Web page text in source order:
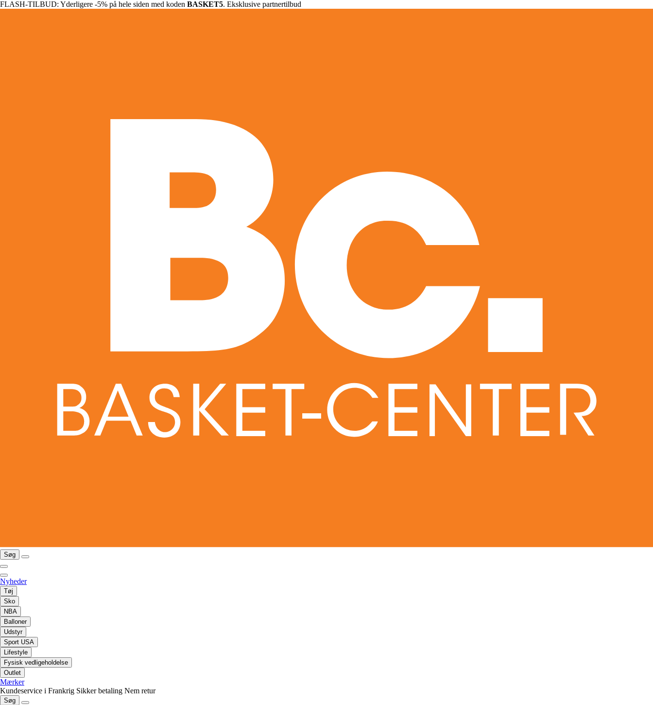
FLASH-TILBUD: Yderligere -5% på hele siden med koden BASKET5. Eksklusive partnertilbud
Søg
Nyheder
Tøj
Sko
NBA
Balloner
Udstyr
Sport USA
Lifestyle
Fysisk vedligeholdelse
Outlet
Mærker
Kundeservice i Frankrig Sikker betaling Nem retur
Søg